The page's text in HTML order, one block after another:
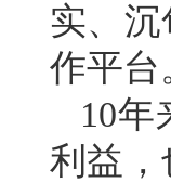
实、
作平台
10年
利益